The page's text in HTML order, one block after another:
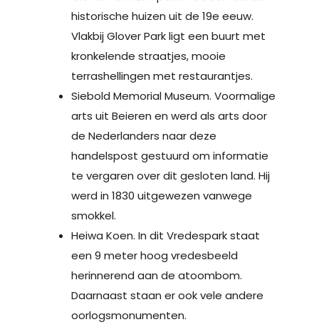
historische huizen uit de 19e eeuw.
Vlakbij Glover Park ligt een buurt met
kronkelende straatjes, mooie
terrashellingen met restaurantjes.
Siebold Memorial Museum. Voormalige
arts uit Beieren en werd als arts door
de Nederlanders naar deze
handelspost gestuurd om informatie
te vergaren over dit gesloten land. Hij
werd in 1830 uitgewezen vanwege
smokkel.
Heiwa Koen. In dit Vredespark staat
een 9 meter hoog vredesbeeld
herinnerend aan de atoombom.
Daarnaast staan er ook vele andere
oorlogsmonumenten.